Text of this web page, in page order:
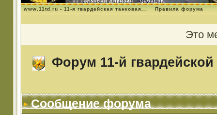
www.11td.ru - 11-я гвардейская танковая... Правила форума
Это
Форум 11-й гвардейской
Сообщение форума